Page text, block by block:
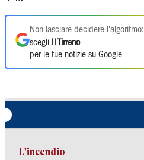
Non lasciare decidere l'algoritmo:
scegli
Il Tirreno
per le tue notizie su Google
L'incendio